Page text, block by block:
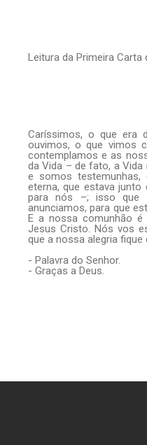
Leitura da Primeira Carta
Caríssimos, o que era
ouvimos, o que vimos
contemplamos e as
da Vida – de fato, a
e somos
eterna, que estava
para nós –; isso que
anunciamos, para que
E a nossa comunhão
Jesus Cristo. Nós vos
que a nossa alegria fique
- Palavra do Senhor.
- Graças a Deus.